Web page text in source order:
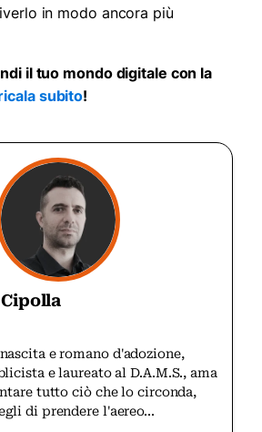
in modo ancora più
il tuo mondo digitale con la
subito!
e romano d'adozione,
e laureato al D.A.M.S., ama
tutto ciò che lo circonda,
di prendere l'aereo...